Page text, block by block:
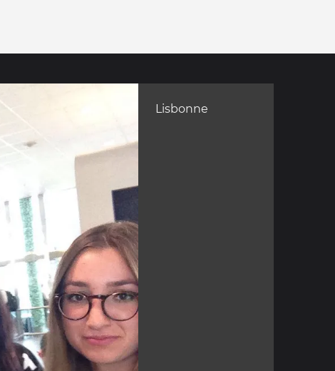
Lisbonne